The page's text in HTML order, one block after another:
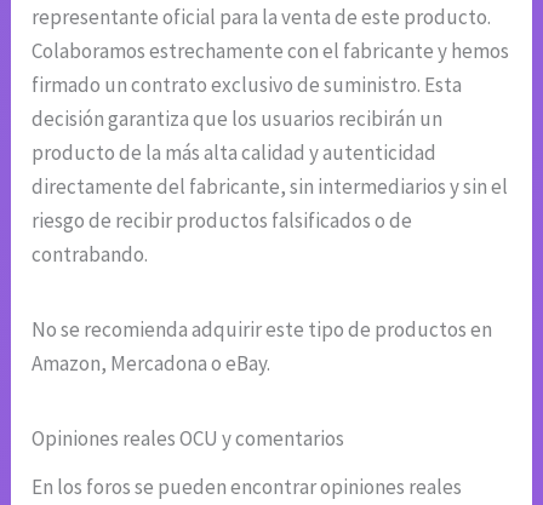
representante oficial para la venta de este producto.
Colaboramos estrechamente con el fabricante y hemos
firmado un contrato exclusivo de suministro. Esta
decisión garantiza que los usuarios recibirán un
producto de la más alta calidad y autenticidad
directamente del fabricante, sin intermediarios y sin el
riesgo de recibir productos falsificados o de
contrabando.
No se recomienda adquirir este tipo de productos en
Amazon, Mercadona o eBay.
Opiniones reales OCU y comentarios
En los foros se pueden encontrar opiniones reales